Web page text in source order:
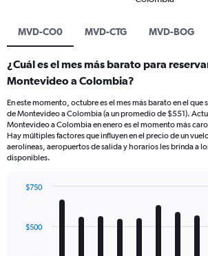
MVD-CO0 MVD-CTG MVD-BOG
¿Cuál es el mes más barato para
Montevideo a Colombia?
En este momento, octubre es el mes más barato en el que
de Montevideo a Colombia (a un promedio de $551).
Montevideo a Colombia en enero es el momento más
Hay múltiples factores que influyen en el precio de un
aerolíneas, aeropuertos de salida y horarios les brinda a
disponibles.
with
12
$500
$750